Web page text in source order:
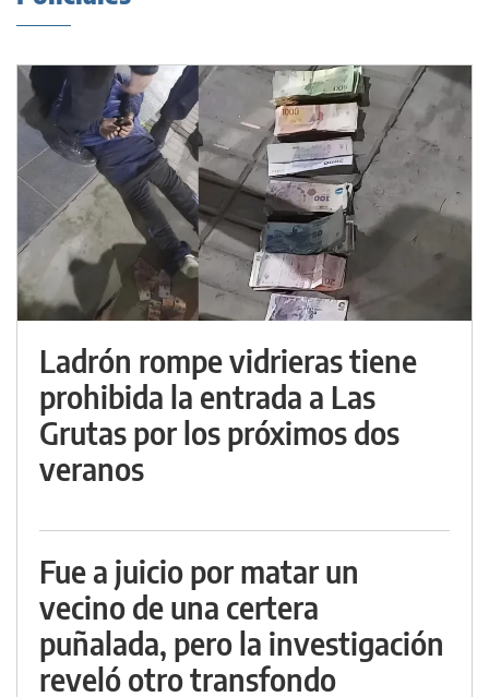
Ladrón rompe vidrieras tiene
prohibida la entrada a Las
Grutas por los próximos dos
veranos
Fue a juicio por matar un
vecino de una certera
puñalada, pero la investigación
reveló otro transfondo